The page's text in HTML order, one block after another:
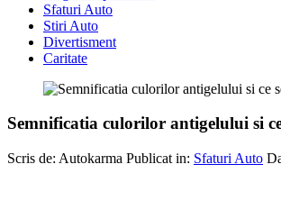
Sfaturi Auto
Stiri Auto
Divertisment
Caritate
Semnificatia culorilor antigelului si
Scris de: Autokarma Publicat in: Sfaturi Auto